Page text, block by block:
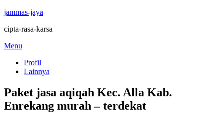
jammas-jaya
cipta-rasa-karsa
Skip
content
Menu
Profil
Lainnya
Paket jasa aqiqah Kec. Alla Kab.
Enrekang murah – terdekat